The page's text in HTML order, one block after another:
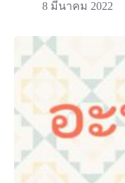
8 มีนาคม 2022